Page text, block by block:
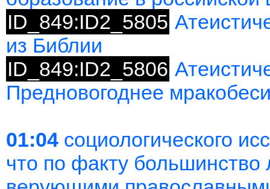
ID_849:ID2_5805
из Библии
ID_849:ID2_5806
Предновогоднее
01:04 социологического
что по факту